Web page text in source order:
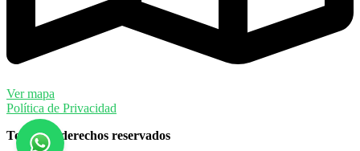
Ver mapa
Política de Privacidad
Todos los derechos reservados